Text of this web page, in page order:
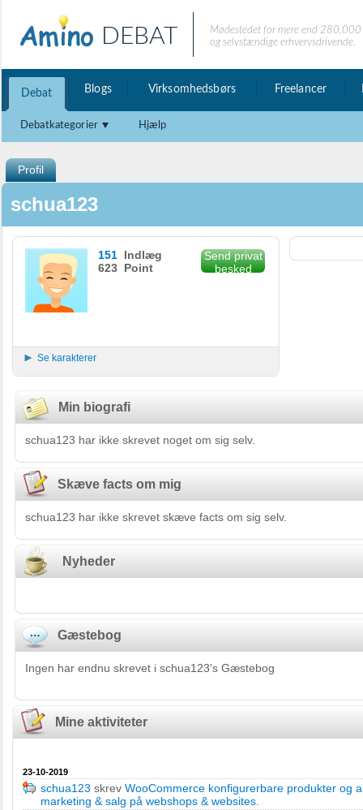
DEBAT
Mødestedet for mere end
og selvstændige erhvervsdrivende.
Debat Blogs Virksomhedsbørs Freelancer
Debatkategorier Hjælp
Profil
schua123
151 Indlæg
623 Point
Send privat
besked
Se karakterer
Min biografi
schua123 har ikke skrevet noget om sig selv.
Skæve facts om mig
schua123 har ikke skrevet skæve facts om sig selv.
Nyheder
Gæstebog
Ingen har endnu skrevet i schua123's Gæstebog
Mine aktiviteter
23-10-2019
schua123 skrev WooCommerce konfigurerbare produkter og
marketing & salg på webshops & websites